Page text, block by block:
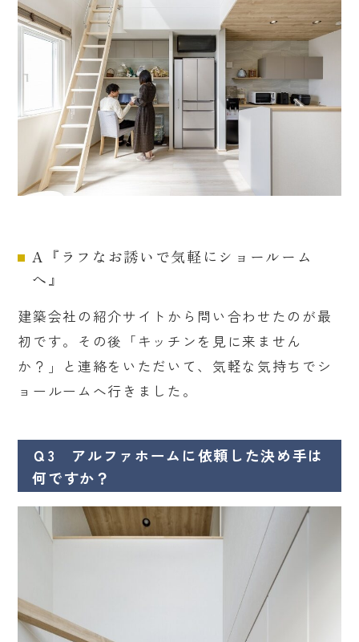
A『ラフなお誘いで気軽にショールーム
へ』
建築会社の紹介サイトから問い合わせたのが最
初です。その後「キッチンを見に来ません
か？」と連絡をいただいて、気軽な気持ちでシ
ョールームへ行きました。
Ｑ3 アルファホームに依頼した決め手は
何ですか？